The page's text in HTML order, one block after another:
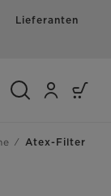
Lieferanten
Atex-Filter